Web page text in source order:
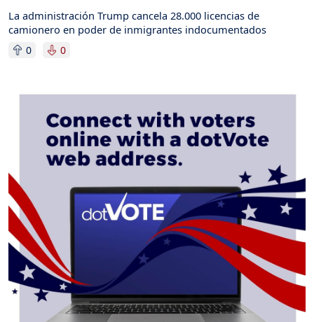
La administración Trump cancela 28.000 licencias de
camionero en poder de inmigrantes indocumentados
0 0